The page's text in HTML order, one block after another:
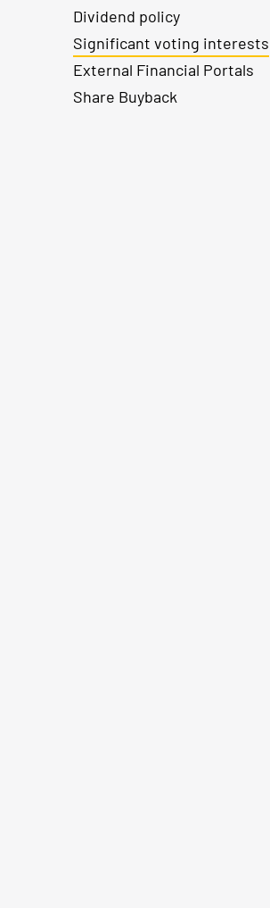
Dividend policy
Significant voting interests
External Financial Portals
Share Buyback